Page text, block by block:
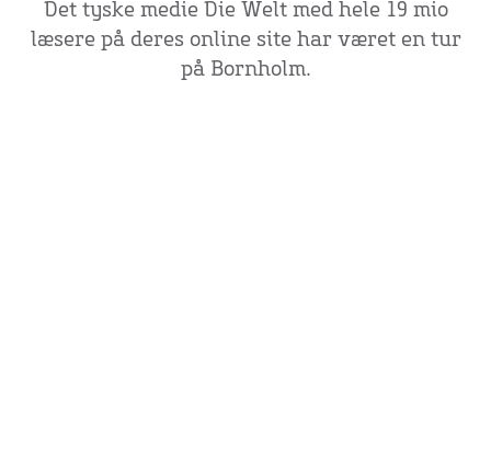
Det tyske medie Die Welt med hele 19 mio
læsere på deres online site har været en tur
på Bornholm.